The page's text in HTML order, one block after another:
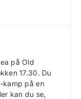
på Old
17.30. Du
kamp på en
kan du se,